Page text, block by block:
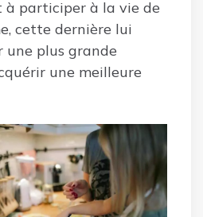
à participer à la vie de
cette dernière lui
une plus grande
une meilleure